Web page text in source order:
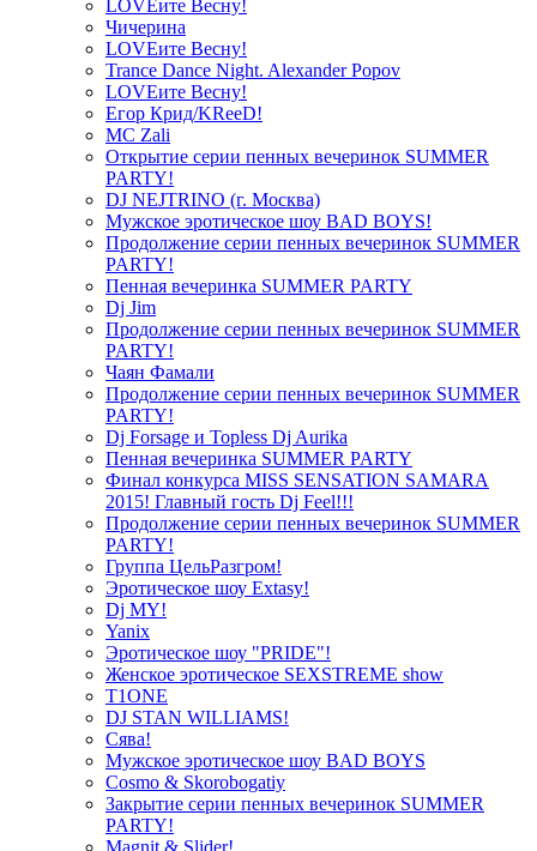
LOVEите Весну!
Чичерина
LOVEите Весну!
Trance Dance Night. Alexander Popov
LOVEите Весну!
Егор Крид/KReeD!
MC Zali
Открытие серии пенных вечеринок SUMMER
PARTY!
DJ NEJTRINO (г. Москва)
Мужское эротическое шоу BAD BOYS!
Продолжение серии пенных вечеринок SUMMER
PARTY!
Пенная вечеринка SUMMER PARTY
Dj Jim
Продолжение серии пенных вечеринок SUMMER
PARTY!
Чаян Фамали
Продолжение серии пенных вечеринок SUMMER
PARTY!
Dj Forsage и Topless Dj Aurika
Пенная вечеринка SUMMER PARTY
Финал конкурса MISS SENSATION SAMARA
2015! Главный гость Dj Feel!!!
Продолжение серии пенных вечеринок SUMMER
PARTY!
Группа ЦельРазгром!
Эротическое шоу Extasy!
Dj MY!
Yanix
Эротическое шоу "PRIDE"!
Женское эротическое SEXSTREME show
T1ONE
DJ STAN WILLIAMS!
Сява!
Мужское эротическое шоу BAD BOYS
Cosmo & Skorobogatiy
Закрытие серии пенных вечеринок SUMMER
PARTY!
Magnit & Slider!